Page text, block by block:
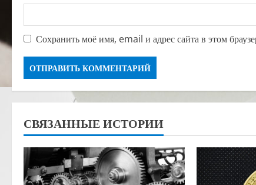
Сохранить моё имя, email и адрес сайта в этом
СВЯЗАННЫЕ ИСТОРИИ